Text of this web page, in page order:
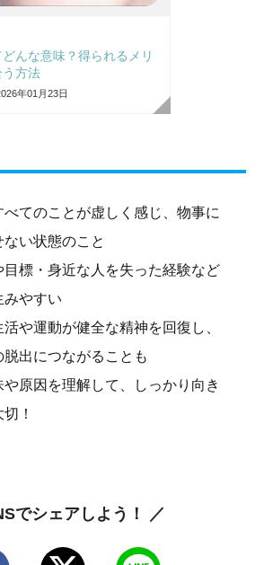
んな意味？得られるメリ
う方法
年01月23日
べてのことが虚しく感じ、物事に
い状態のこと
目標・身近な人を失った経験など
みやすい
や運動が健全な精神を回復し、
脱出につながることも
や原因を理解して、しっかり向き
！
でシェアしよう！ ／